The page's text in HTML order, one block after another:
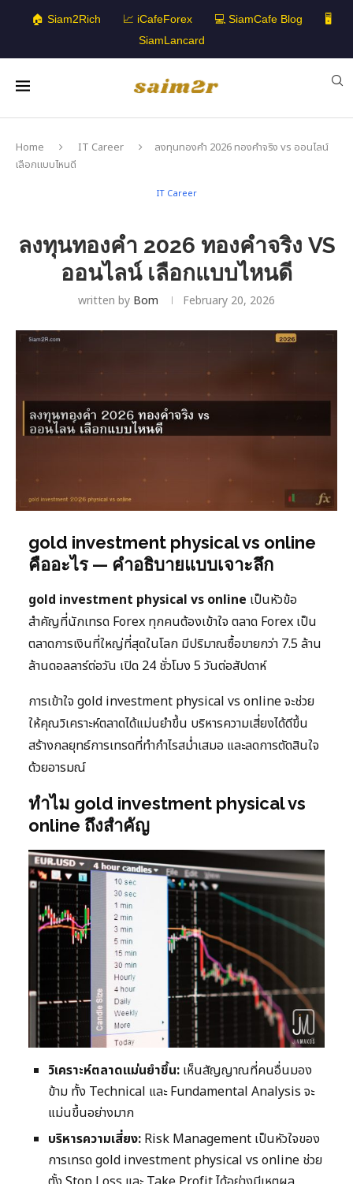
🏠 Siam2Rich 📈 iCafeForex 💻 SiamCafe Blog
🖥️
SiamLancard
Home IT Career
ลงทุนทองคำ 2026 ทองคำจริง vs ออนไลน์
เลือกแบบไหนดี
IT Career
ลงทุนทองคำ 2026 ทองคำจริง VS
ออนไลน์ เลือกแบบไหนดี
written by Bom February 20, 2026
gold investment physical vs online
คืออะไร — คำอธิบายแบบเจาะลึก
gold investment physical vs online เป็นหัวข้อ
สำคัญที่นักเทรด Forex ทุกคนต้องเข้าใจ ตลาด Forex เป็น
ตลาดการเงินที่ใหญ่ที่สุดในโลก มีปริมาณซื้อขายกว่า 7.5 ล้าน
ล้านดอลลาร์ต่อวัน เปิด 24 ชั่วโมง 5 วันต่อสัปดาห์
การเข้าใจ gold investment physical vs online จะช่วย
ให้คุณวิเคราะห์ตลาดได้แม่นยำขึ้น บริหารความเสี่ยงได้ดีขึ้น
สร้างกลยุทธ์การเทรดที่ทำกำไรสม่ำเสมอ และลดการตัดสินใจ
ด้วยอารมณ์
ทำไม gold investment physical vs
online ถึงสำคัญ
วิเคราะห์ตลาดแม่นยำขึ้น: เห็นสัญญาณที่คนอื่นมอง
ข้าม ทั้ง Technical และ Fundamental Analysis จะ
แม่นขึ้นอย่างมาก
บริหารความเสี่ยง: Risk Management เป็นหัวใจของ
การเทรด gold investment physical vs online ช่วย